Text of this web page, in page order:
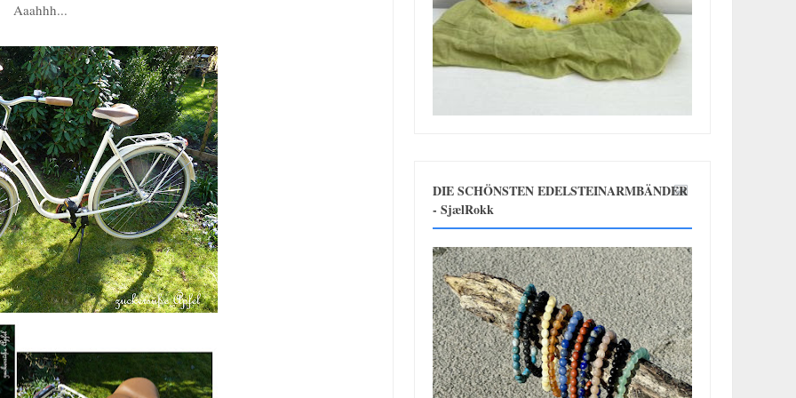
Aaahhh...
DIE SCHÖNSTEN EDELSTEINARMBÄNDER
- SjælRokk